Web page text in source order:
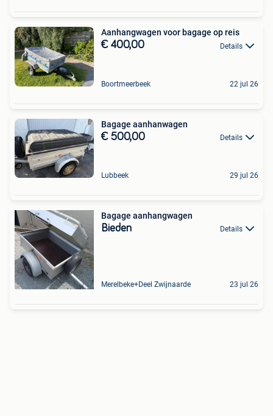
Aanhangwagen voor bagage op reis
€ 400,00 Details
Boortmeerbeek 22 jul 26
Bagage aanhanwagen
€ 500,00 Details
Lubbeek 29 jul 26
Bagage aanhangwagen
Bieden Details
Merelbeke+Deel Zwijnaarde 23 jul 26